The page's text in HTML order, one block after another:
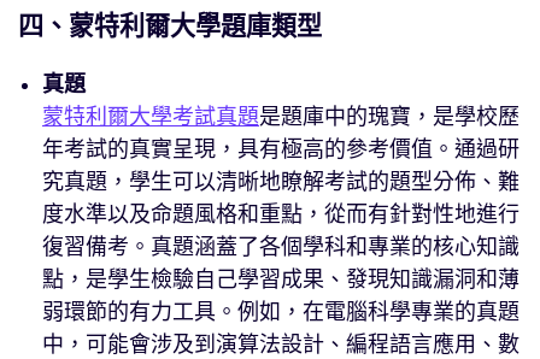
四、蒙特利爾大學題庫類型
真題
蒙特利爾大學考試真題是題庫中的瑰寶，是學校歷
年考試的真實呈現，具有極高的參考價值。通過研
究真題，學生可以清晰地瞭解考試的題型分佈、難
度水準以及命題風格和重點，從而有針對性地進行
復習備考。真題涵蓋了各個學科和專業的核心知識
點，是學生檢驗自己學習成果、發現知識漏洞和薄
弱環節的有力工具。例如，在電腦科學專業的真題
中，可能會涉及到演算法設計、編程語言應用、數